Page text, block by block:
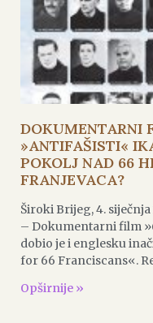
DOKUMENTARNI
»ANTIFAŠISTI«
POKOLJ NAD 66
FRANJEVACA?
Široki Brijeg, 4.
– Dokumentarni film
dobio je i englesku
for 66 Franciscans«.
Opširnije »